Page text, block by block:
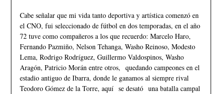
Cabe señalar que mi vida tanto deportiva y artística comenzó en
el CNO, fui seleccionado de fútbol en dos temporadas, en el año
72 tuve como compañeros a los que recuerdo: Marcelo Haro,
Fernando Pazmiño, Nelson Tehanga, Washo Reinoso, Modesto
Lema, Rodrigo Rodríguez, Guillermo Valdospinos, Washo
Aragón, Patricio Morán entre otros, quedando campeones en el
estadio antiguo de Ibarra, donde le ganamos al siempre rival
Teodoro Gómez de la Torre, aquí se desató una batalla campal